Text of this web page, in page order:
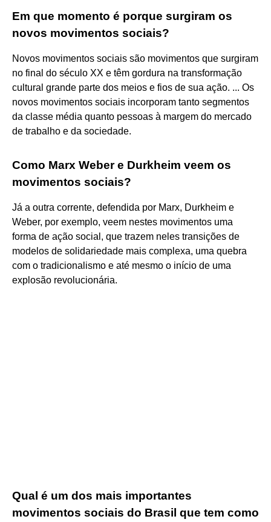
Em que momento é porque surgiram os
novos movimentos sociais?
Novos movimentos sociais são movimentos que surgiram
no final do século XX e têm gordura na transformação
cultural grande parte dos meios e fios de sua ação. ... Os
novos movimentos sociais incorporam tanto segmentos
da classe média quanto pessoas à margem do mercado
de trabalho e da sociedade.
Como Marx Weber e Durkheim veem os
movimentos sociais?
Já a outra corrente, defendida por Marx, Durkheim e
Weber, por exemplo, veem nestes movimentos uma
forma de ação social, que trazem neles transições de
modelos de solidariedade mais complexa, uma quebra
com o tradicionalismo e até mesmo o início de uma
explosão revolucionária.
Qual é um dos mais importantes
movimentos sociais do Brasil que tem como